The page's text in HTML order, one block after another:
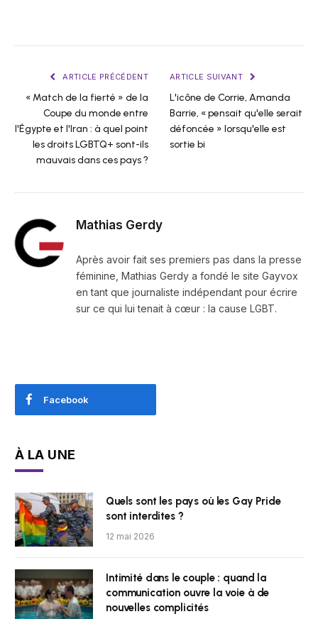
ARTICLE PRÉCÉDENT
« Match de la fierté » de la
Coupe du monde entre
l'Égypte et l'Iran : à quel point
les droits LGBTQ+ sont-ils
mauvais dans ces pays ?
ARTICLE SUIVANT
L'icône de Corrie, Amanda
Barrie, « pensait qu'elle serait
défoncée » lorsqu'elle est
sortie bi
Mathias Gerdy
Après avoir fait ses premiers pas dans la presse
féminine, Mathias Gerdy a fondé le site Gayvox
en tant que journaliste indépendant pour écrire
sur ce qui lui tenait à cœur : la cause LGBT.
Facebook
À LA UNE
Quels sont les pays où les Gay Pride
sont interdites ?
12 mai 2026
Intimité dans le couple : quand la
communication ouvre la voie à de
nouvelles complicités